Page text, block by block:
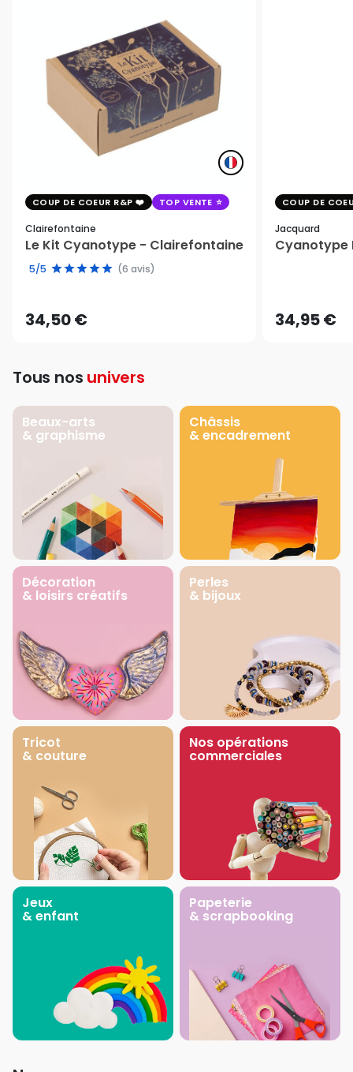
COUP DE COEUR R&P TOP VENTE
Clairefontaine
Le Kit Cyanotype - Clairefontaine
5/5 (6 avis)
34,50 €
COUP DE
Jacquard
Cyanotype
34,95 €
Tous nos univers
Beaux-arts
& graphisme
Châssis
& encadrement
Décoration
& loisirs créatifs
Perles
& bijoux
Tricot
& couture
Nos opérations
commerciales
Jeux
& enfant
Papeterie
& scrapbooking